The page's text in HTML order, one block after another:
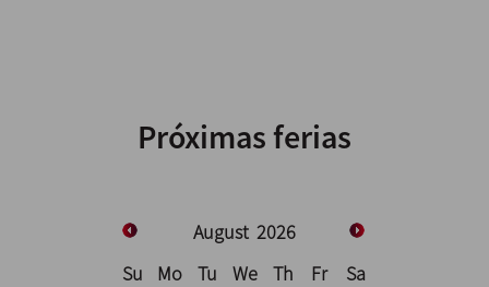
Próximas ferias
August 2026
Su
Mo Tu We Th Fr Sa